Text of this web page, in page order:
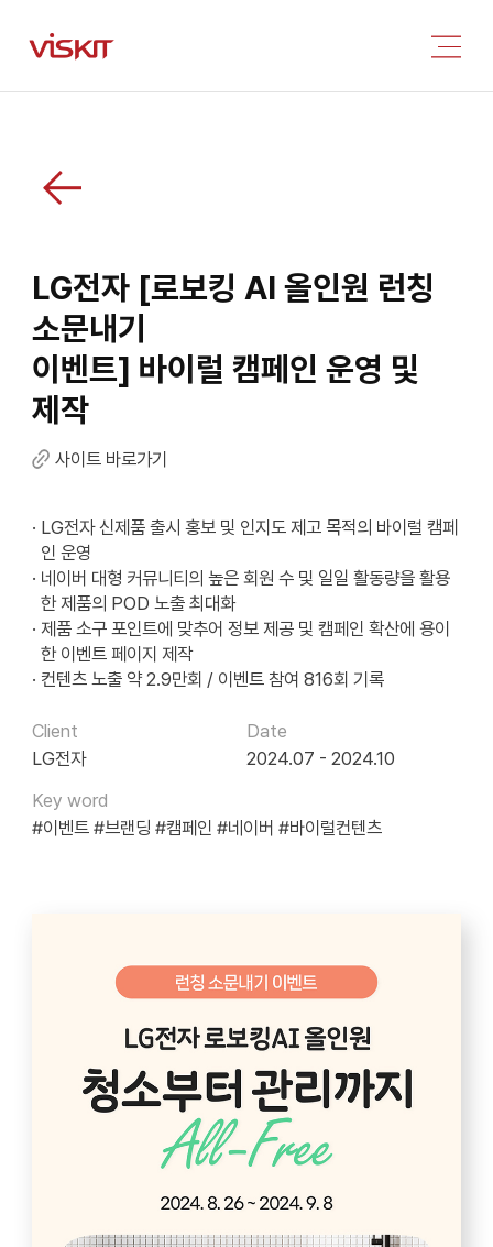
LG전자 [로보킹 AI 올인원 런칭
소문내기
이벤트] 바이럴 캠페인 운영 및
제작
사이트 바로가기
· LG전자 신제품 출시 홍보 및 인지도 제고 목적의 바이럴 캠페
인 운영
· 네이버 대형 커뮤니티의 높은 회원 수 및 일일 활동량을 활용
한 제품의 POD 노출 최대화
· 제품 소구 포인트에 맞추어 정보 제공 및 캠페인 확산에 용이
한 이벤트 페이지 제작
· 컨텐츠 노출 약 2.9만회 / 이벤트 참여 816회 기록
Client
LG전자
Date
2024.07 - 2024.10
Key word
#이벤트 #브랜딩 #캠페인 #네이버 #바이럴컨텐츠